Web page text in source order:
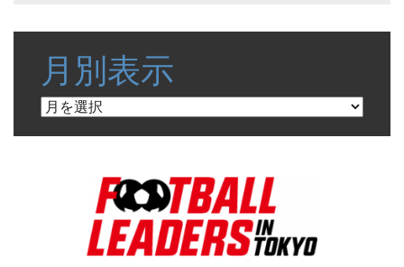
月別表示
月